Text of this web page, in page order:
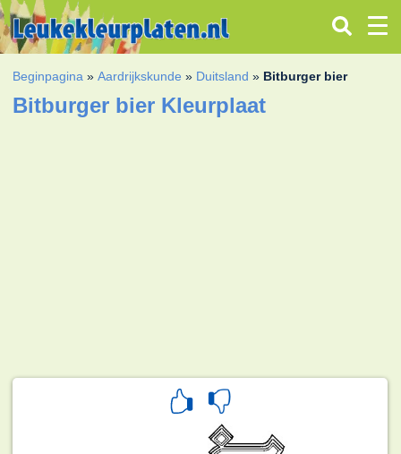
Beginpagina »Aardrijkskunde » Duitsland » Bitburger bier
Bitburger bier Kleurplaat